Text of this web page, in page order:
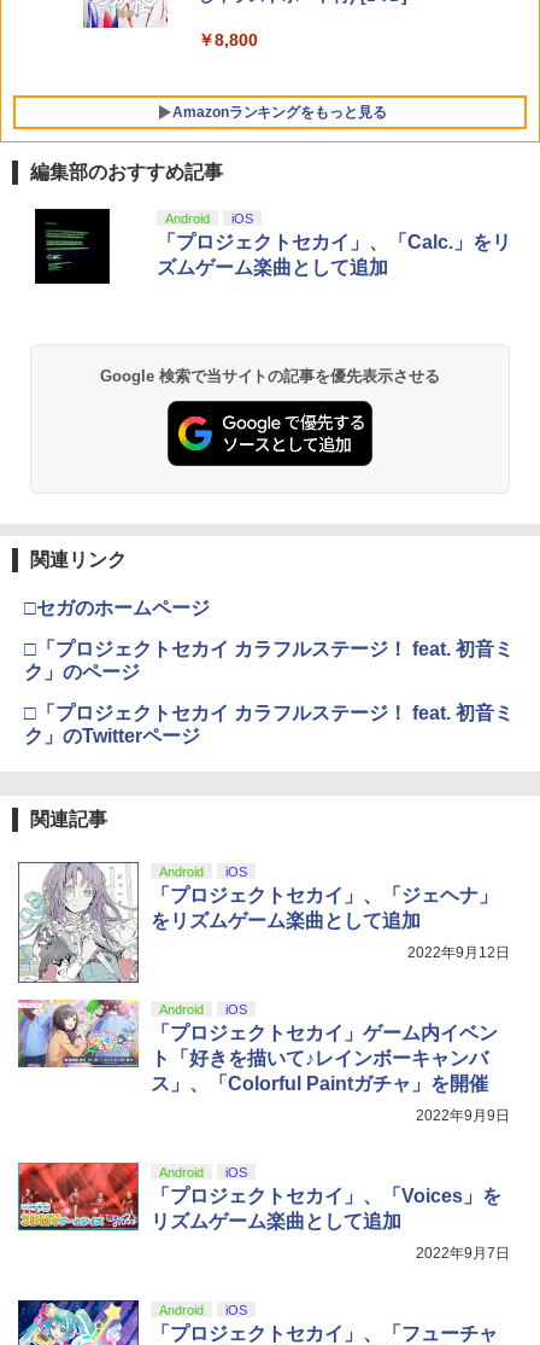
￥8,800
Amazonランキングをもっと見る
編集部のおすすめ記事
Android iOS
「プロジェクトセカイ」、「Calc.」をリ
ズムゲーム楽曲として追加
Google 検索で当サイトの記事を優先表示させる
関連リンク
□セガのホームページ
□「プロジェクトセカイ カラフルステージ！ feat. 初音ミ
ク」のページ
□「プロジェクトセカイ カラフルステージ！ feat. 初音ミ
ク」のTwitterページ
関連記事
Android iOS
「プロジェクトセカイ」、「ジェヘナ」
をリズムゲーム楽曲として追加
2022年9月12日
Android iOS
「プロジェクトセカイ」ゲーム内イベン
ト「好きを描いて♪レインボーキャンバ
ス」、「Colorful Paintガチャ」を開催
2022年9月9日
Android iOS
「プロジェクトセカイ」、「Voices」を
リズムゲーム楽曲として追加
2022年9月7日
Android iOS
「プロジェクトセカイ」、「フューチャ